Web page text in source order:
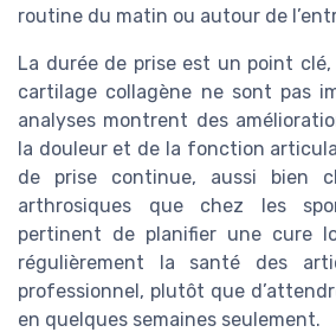
routine du matin ou autour de
La durée de prise est un point
cartilage collagène ne sont pas
analyses montrent des
la douleur et de la fonction
de prise continue, aussi bien
arthrosiques que chez les
pertinent de planifier une cure
régulièrement la santé des
professionnel, plutôt que
en quelques semaines seulement.